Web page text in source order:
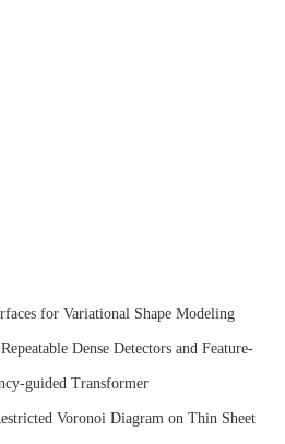
for Variational Shape Modeling
Dense Detectors and Feature-
guided Transformer
Voronoi Diagram on Thin Sheet